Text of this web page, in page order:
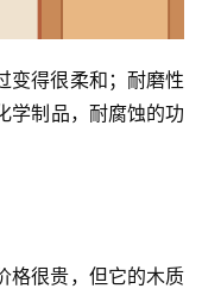
变得很柔和；耐磨性
学制品，耐腐蚀的功
格很贵，但它的木质